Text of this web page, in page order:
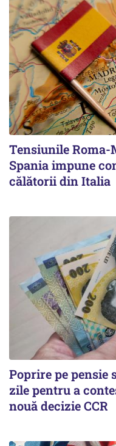
Tensiunile Roma-
Spania impune
călătorii din Italia
Poprire pe pensie
zile pentru a
nouă decizie CCR